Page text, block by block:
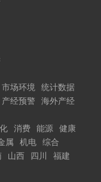
市场环境
统计数据
产经预警
海外产经
消费 能源
健康
属 机电
综合
山西 四川
福建